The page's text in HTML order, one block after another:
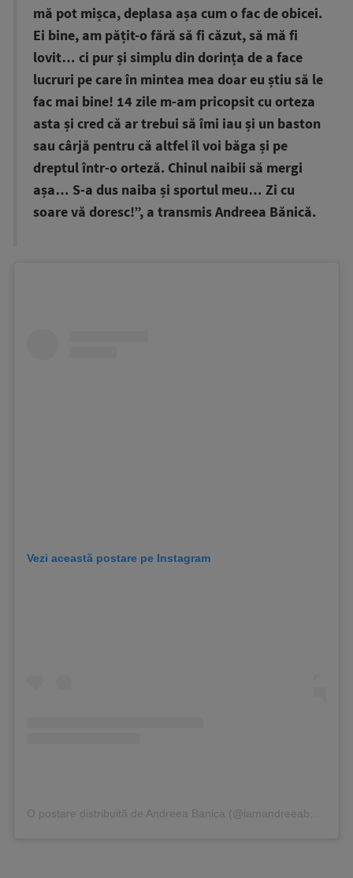
mă pot mișca, deplasa așa cum o fac de obicei.
Ei bine, am pățit-o fără să fi căzut, să mă fi
lovit… ci pur și simplu din dorința de a face
lucruri pe care în mintea mea doar eu știu să le
fac mai bine! 14 zile m-am pricopsit cu orteza
asta și cred că ar trebui să îmi iau și un baston
sau cârjă pentru că altfel îl voi băga și pe
dreptul într-o orteză. Chinul naibii să mergi
așa… S-a dus naiba și sportul meu… Zi cu
soare vă doresc!”, a transmis Andreea Bănică.
Vezi această postare pe Instagram
O postare distribuită de Andreea Banica (@iamandreeabanica)